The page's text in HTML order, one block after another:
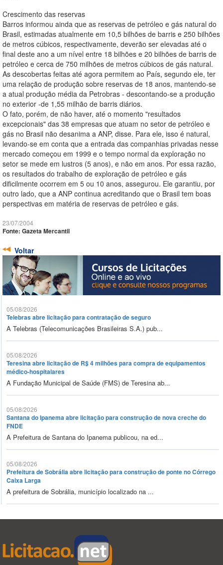
Crescimento das reservas
Barros informou ainda que as reservas de petróleo e gás natural do
Brasil, estimadas atualmente em 10,5 bilhões de barris e 250 bilhões
de metros cúbicos, respectivamente, deverão ser elevadas até o
final deste ano a um nível entre 18 bilhões e 20 bilhões de barris de
petróleo e cerca de 750 milhões de metros cúbicos de gás natural.
As descobertas feitas até agora permitem ao País, segundo ele, ter
uma relação de produção sobre reservas de 18 anos, mantendo-se
a atual produção média da Petrobras - descontando-se a produção
no exterior -de 1,55 milhão de barris diários.
O fato, porém, de não haver, até o momento "resultados
excepcionais" das 38 empresas que atuam no setor de petróleo e
gás no Brasil não desanima a ANP, disse. Para ele, isso é natural,
levando-se em conta que a entrada das companhias privadas nesse
mercado começou em 1999 e o tempo normal da exploração no
setor se mede em lustros (5 anos), e não em anos. Por essa razão,
os resultados do trabalho de exploração de petróleo e gás
dificilmente ocorrem em 5 ou 10 anos, assegurou. Ele garantiu, por
outro lado, que a ANP continua acreditando que o Brasil tem boas
perspectivas em matéria de reservas de petróleo e gás.
23/07/2004
Fonte: Gazeta Mercantil
Voltar
05/08/2026
Telebras abre licitação para contratação de seguro
A Telebras (Telecomunicações Brasileiras S.A.) pub...
05/08/2026
Teresina abre licitação de R$ 4 milhões para compra de equipamentos
médico-hospitalares
A Fundação Municipal de Saúde (FMS) de Teresina ab...
05/08/2026
Santana do Ipanema abre licitação para construção de nova creche do
FNDE
A Prefeitura de Santana do Ipanema publicou, na ed...
05/08/2026
Prefeitura de Sobrália abre licitação para construção de ponte no Córrego
Caixa Larga
A prefeitura de Sobrália, município localizado na ...